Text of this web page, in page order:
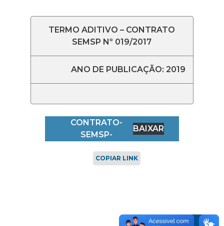
TERMO ADITIVO – CONTRATO
SEMSP Nº 019/2017
ANO DE PUBLICAÇÃO: 2019
CONTRATO-
SEMSP-
BAIXAR
COPIAR LINK